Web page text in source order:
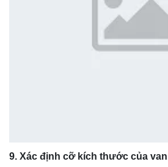
9. Xác định cỡ kích thước của